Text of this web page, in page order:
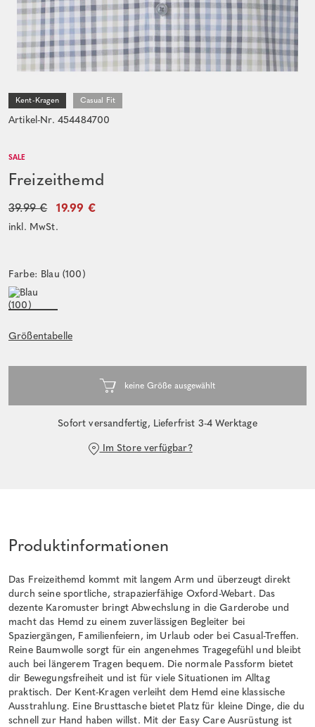
Kent-Kragen Casual Fit
Artikel-Nr. 454484700
SALE
Freizeithemd
39.99 € 19.99 €
inkl. MwSt.
Farbe: Blau (100)
Größentabelle
Sofort versandfertig, Lieferfrist 3-4 Werktage
Im Store verfügbar?
Produktinformationen
Das Freizeithemd kommt mit langem Arm und überzeugt direkt
durch seine sportliche, strapazierfähige Oxford-Webart. Das
dezente Karomuster bringt Abwechslung in die Garderobe und
macht das Hemd zu einem zuverlässigen Begleiter bei
Spaziergängen, Familienfeiern, im Urlaub oder bei Casual-Treffen.
Reine Baumwolle sorgt für ein angenehmes Tragegefühl und bleibt
auch bei längerem Tragen bequem. Die normale Passform bietet
dir Bewegungsfreiheit und ist für viele Situationen im Alltag
praktisch. Der Kent-Kragen verleiht dem Hemd eine klassische
Ausstrahlung. Eine Brusttasche bietet Platz für kleine Dinge, die du
schnell zur Hand haben willst. Mit der Easy Care Ausrüstung ist